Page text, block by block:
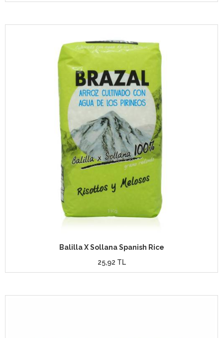
Balilla X Sollana Spanish Rice
25,92 TL